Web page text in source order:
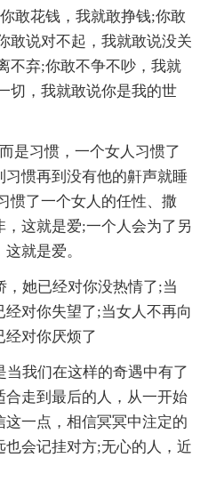
敢花钱，我就敢挣钱;你敢
敢说对不起，我就敢说没关
不弃;你敢不争不吵，我就
切，我就敢说你是我的世
是习惯，一个女人习惯了
惯再到没有他的鼾声就睡
惯了一个女人的任性、撒
这就是爱;一个人会为了另
就是爱。
，她已经对你没热情了;当
对你失望了;当女人不再向
经对你厌烦了
当我们在这样的奇遇中有了
走到最后的人，从一开始
一点，相信冥冥中注定的
会记挂对方;无心的人，近